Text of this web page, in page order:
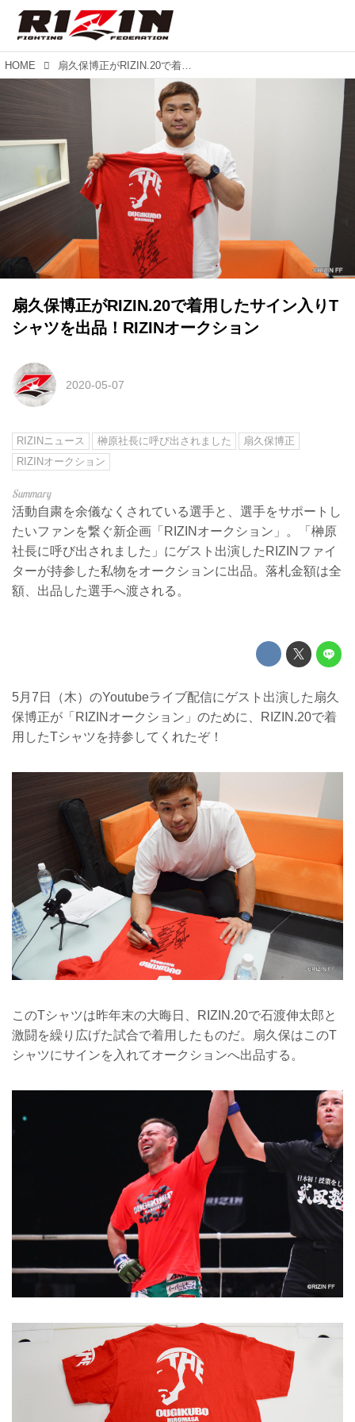
HOME 扇久保博正がRIZIN.20で着用したサイン入りTシャツを出品！RIZINオークション
扇久保博正がRIZIN.20で着用したサイン入りT
シャツを出品！RIZINオークション
2020-05-07
RIZINニュース 榊原社長に呼び出されました
扇久保博正
RIZINオークション
活動自粛を余儀なくされている選手と、選手をサポートし
たいファンを繋ぐ新企画「RIZINオークション」。「榊原
社長に呼び出されました」にゲスト出演したRIZINファイ
ターが持参した私物をオークションに出品。落札金額は全
額、出品した選手へ渡される。
5月7日（木）のYoutubeライブ配信にゲスト出演した扇久
保博正が「RIZINオークション」のために、RIZIN.20で着
用したTシャツを持参してくれたぞ！
このTシャツは昨年末の大晦日、RIZIN.20で石渡伸太郎と
激闘を繰り広げた試合で着用したものだ。扇久保はこのT
シャツにサインを入れてオークションへ出品する。